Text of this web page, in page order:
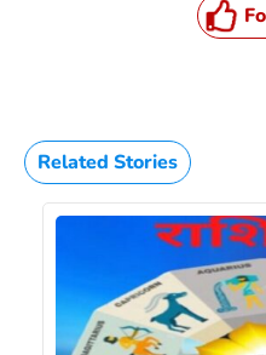
Related Stories